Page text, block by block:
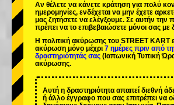
Αν θέλετε να κάνετε κράτηση για πολύ
ημερομηνίες, ενδέχεται να μην έχετε
μας ζητήσετε να ελέγξουμε. Σε αυτήν την
πρέπει να το επιβεβαιώσετε μόνοι σας με
Η πολιτική ακύρωσης του STREET KART
ακύρωση μόνο μέχρι 7 ημέρες πριν από
δραστηριότητάς σας (Ιαπωνική Τυπική
ακύρωσης.
Αυτή η δραστηριότητα απαιτεί διεθνή
ή άλλο έγγραφο που σας επιτρέπει να